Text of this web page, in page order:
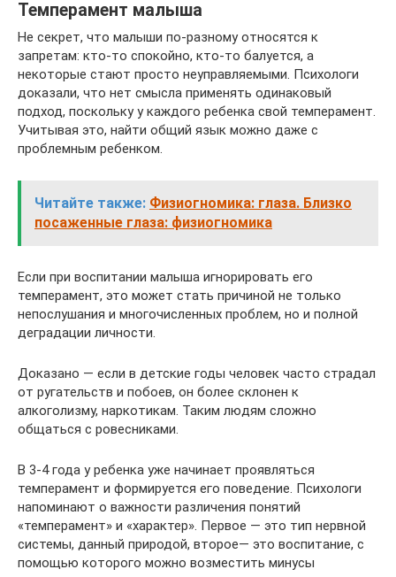
Темперамент малыша
Не секрет, что малыши по-разному относятся к
запретам: кто-то спокойно, кто-то балуется, а
некоторые стают просто неуправляемыми. Психологи
доказали, что нет смысла применять одинаковый
подход, поскольку у каждого ребенка свой темперамент.
Учитывая это, найти общий язык можно даже с
проблемным ребенком.
Читайте также: Физиогномика: глаза. Близко
посаженные глаза: физиогномика
Если при воспитании малыша игнорировать его
темперамент, это может стать причиной не только
непослушания и многочисленных проблем, но и полной
деградации личности.
Доказано — если в детские годы человек часто страдал
от ругательств и побоев, он более склонен к
алкоголизму, наркотикам. Таким людям сложно
общаться с ровесниками.
В 3-4 года у ребенка уже начинает проявляться
темперамент и формируется его поведение. Психологи
напоминают о важности различения понятий
«темперамент» и «характер». Первое — это тип нервной
системы, данный природой, второе— это воспитание, с
помощью которого можно возместить минусы